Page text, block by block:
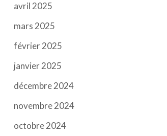
avril 2025
mars 2025
février 2025
janvier 2025
décembre 2024
novembre 2024
octobre 2024